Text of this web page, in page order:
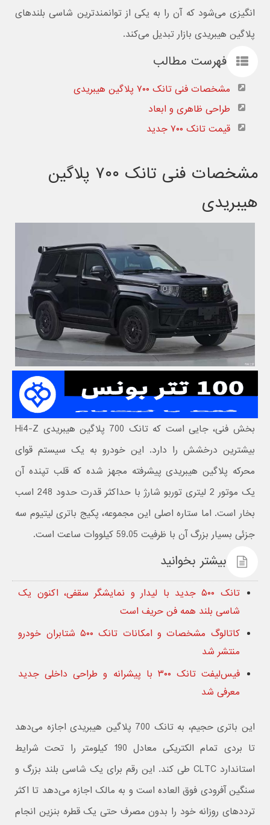
انگیزی می‌شود که آن را به یکی از توانمندترین شاسی‌ بلندهای
پلاگین هیبریدی بازار تبدیل می‌کند.
فهرست مطالب
مشخصات فنی تانک ۷۰۰ پلاگین هیبریدی
طراحی ظاهری و ابعاد
قیمت تانک ۷۰۰ جدید
مشخصات فنی تانک ۷۰۰ پلاگین
هیبریدی
بخش فنی، جایی است که تانک 700 پلاگین هیبریدی Hi4-Z
بیشترین درخشش را دارد. این خودرو به یک سیستم قوای
محرکه پلاگین هیبریدی پیشرفته مجهز شده که قلب تپنده آن
یک موتور 2 لیتری توربو شارژ با حداکثر قدرت حدود 248 اسب
بخار است. اما ستاره اصلی این مجموعه، پکیج باتری لیتیوم سه
جزئی بسیار بزرگ آن با ظرفیت 59.05 کیلووات ساعت است.
بیشتر بخوانید
تانک ۵۰۰ جدید با لیدار و نمایشگر سقفی، اکنون یک
شاسی بلند همه فن حریف است
کاتالوگ مشخصات و امکانات تانک ۵۰۰ شتابران خودرو
منتشر شد
فیس‌لیفت تانک ۳۰۰ با پیشرانه و طراحی داخلی جدید
معرفی شد
این باتری حجیم، به تانک 700 پلاگین هیبریدی اجازه می‌دهد
تا بردی تمام الکتریکی معادل 190 کیلومتر را تحت شرایط
استاندارد CLTC طی کند. این رقم برای یک شاسی‌ بلند بزرگ و
سنگین آفرودی فوق‌ العاده است و به مالک اجازه می‌دهد تا اکثر
ترددهای روزانه خود را بدون مصرف حتی یک قطره بنزین انجام